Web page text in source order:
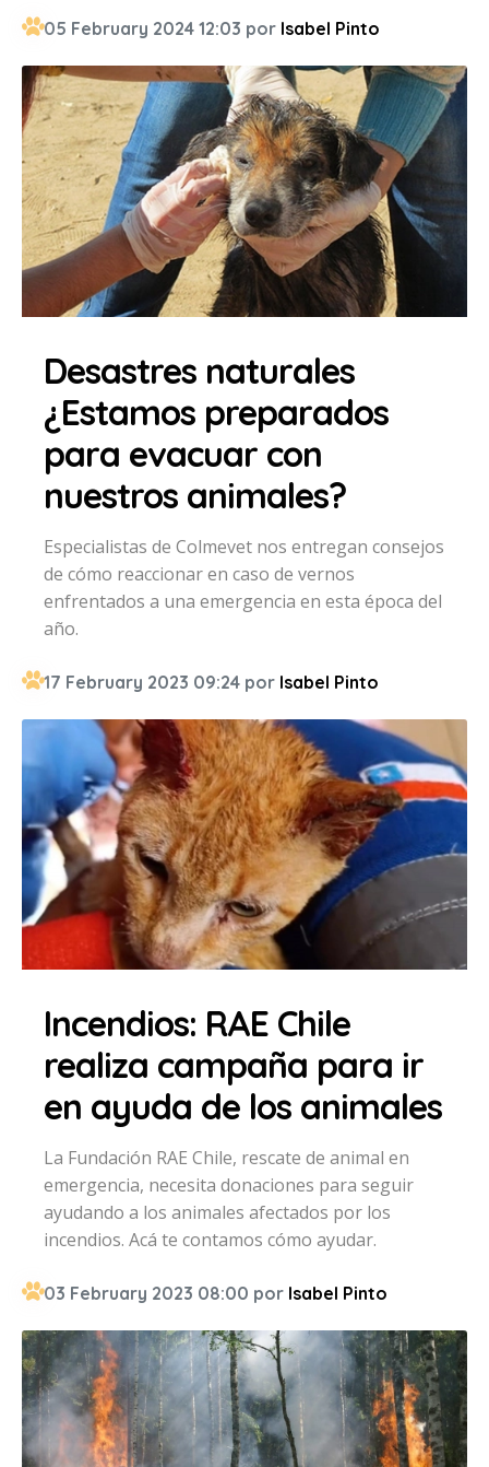
05 February 2024 12:03 por Isabel Pinto
Desastres naturales
¿Estamos preparados
para evacuar con
nuestros animales?
Especialistas de Colmevet nos entregan consejos
de cómo reaccionar en caso de vernos
enfrentados a una emergencia en esta época del
año.
17 February 2023 09:24 por Isabel Pinto
Incendios: RAE Chile
realiza campaña para ir
en ayuda de los animales
La Fundación RAE Chile, rescate de animal en
emergencia, necesita donaciones para seguir
ayudando a los animales afectados por los
incendios. Acá te contamos cómo ayudar.
03 February 2023 08:00 por Isabel Pinto